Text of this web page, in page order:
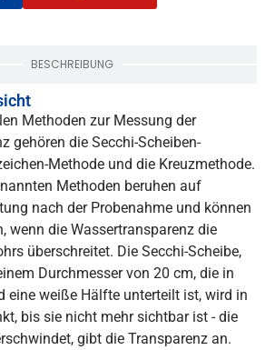
BESCHREIBUNG
Methoden zur Messung der
gehören die Secchi-Scheiben-
Methode und die Kreuzmethode.
Methoden beruhen auf
nach der Probenahme und können
wenn die Wassertransparenz die
überschreitet. Die Secchi-Scheibe,
Durchmesser von 20 cm, die in
eine weiße Hälfte unterteilt ist, wird in
bis sie nicht mehr sichtbar ist - die
gibt die Transparenz an.